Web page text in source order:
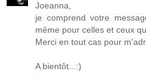
Joeanna,
je comprend votre
même pour celles et ceux
Merci en tout cas pour
A bientôt...:)